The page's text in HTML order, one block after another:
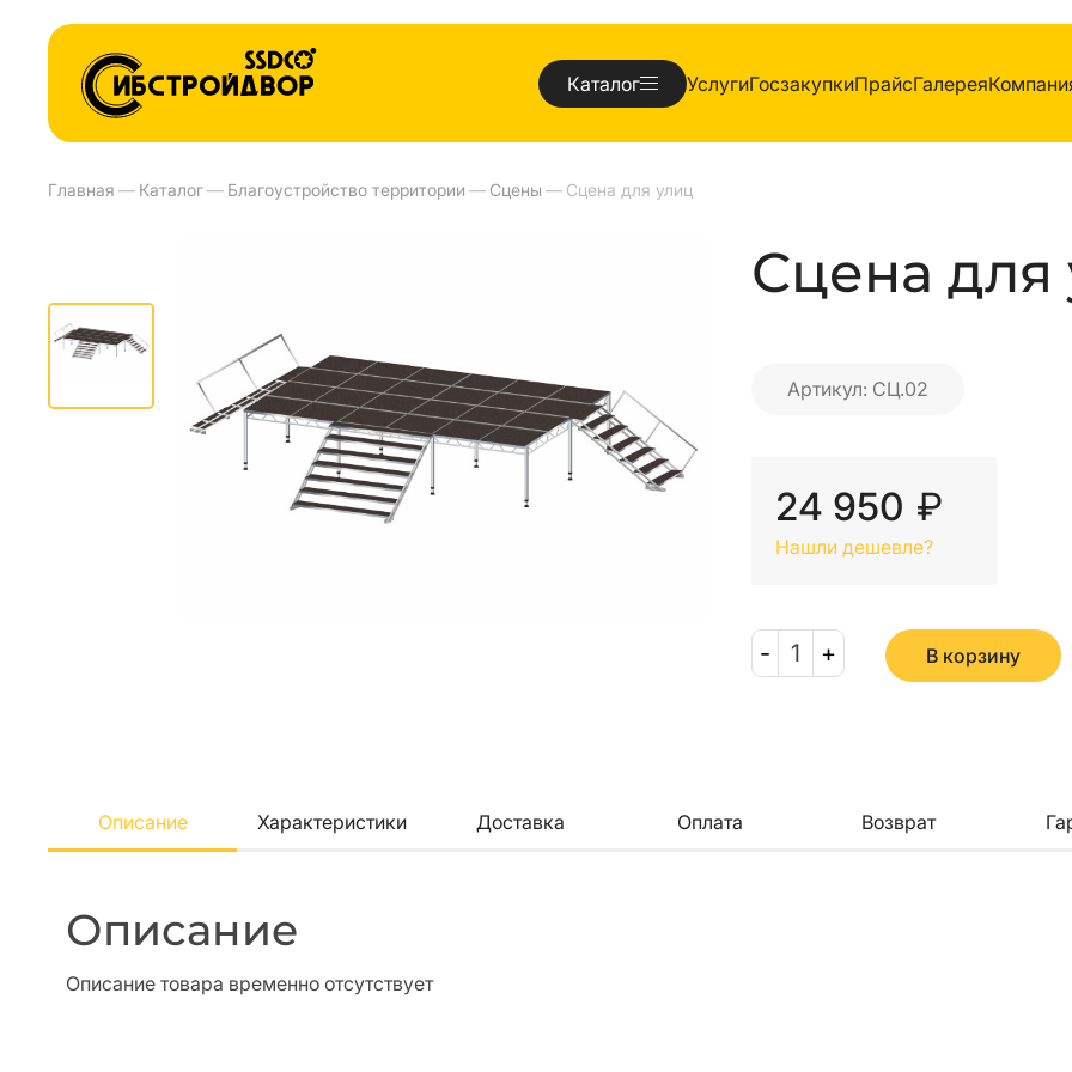
Каталог УслугиГосзакупкиПрайсГалерея
Главная — Каталог— Благоустройство территории — Сцены — Сцена для улиц
Сцена для
Артикул: СЦ.02
24 950 ₽
Нашли дешевле?
- 1 + В корзину
Описание Характеристики Доставка Оплата Возврат
Описание
Описание товара временно отсутствует